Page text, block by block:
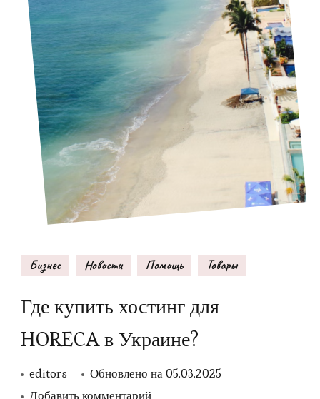
Бизнес Новости Помощь Товары
Где купить хостинг для
HORECA в Украине?
editors Обновлено на05.03.2025
Добавить комментарийк